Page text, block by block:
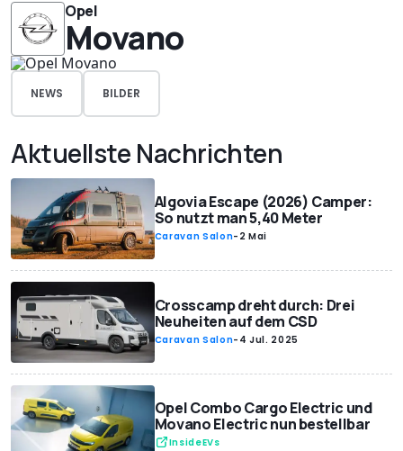
Opel
Movano
NEWS BILDER
Aktuellste Nachrichten
Algovia Escape (2026) Camper:
So nutzt man 5,40 Meter
Caravan Salon- 2 Mai
Crosscamp dreht durch: Drei
Neuheiten auf dem CSD
Caravan Salon- 4 Jul. 2025
Opel Combo Cargo Electric und
Movano Electric nun bestellbar
InsideEVs